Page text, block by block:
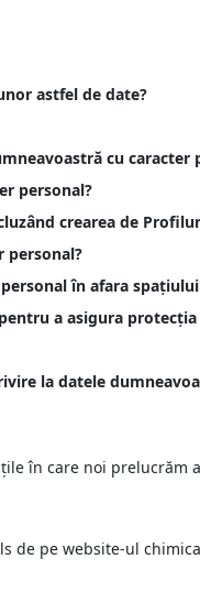
astfel de date?
cu caracter
personal?
crearea de
personal?
în afara spațiului
a asigura
la datele
în care noi
de pe website-ul